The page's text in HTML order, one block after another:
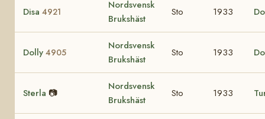
Disa 4921
Nordsvensk
Brukshäst
Sto 1933
Dolly 4905
Nordsvensk
Brukshäst
Sto 1933
Sterla 📷
Nordsvensk
Brukshäst
Sto 1933